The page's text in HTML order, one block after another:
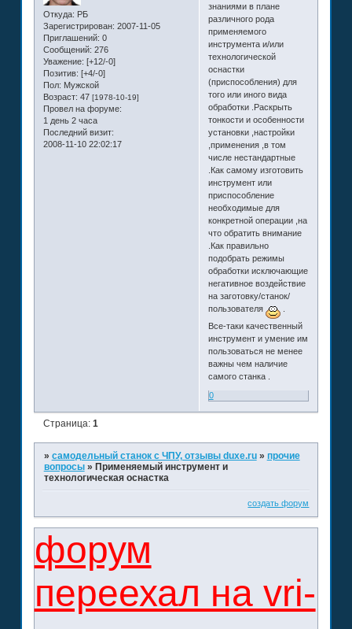
Откуда: РБ
Зарегистрирован: 2007-11-05
Приглашений: 0
Сообщений: 276
Уважение: [+12/-0]
Позитив: [+4/-0]
Пол: Мужской
Возраст: 47 [1978-10-19]
Провел на форуме:
1 день 2 часа
Последний визит:
2008-11-10 22:02:17
знаниями в плане
различного рода
применяемого
инструмента и/или
технологической
оснастки
(приспособления) для
того или иного вида
обработки .Раскрыть
тонкости и особенности
установки ,настройки
,применения ,в том
числе нестандартные
.Как самому изготовить
инструмент или
приспособление
необходимые для
конкретной операции ,на
что обратить внимание
.Как правильно
подобрать режимы
обработки исключающие
негативное воздействие
на заготовку/станок/
пользователя
Все-таки качественный
инструмент и умение им
пользоваться не менее
важны чем наличие
самого станка .
0
Страница: 1
» самодельный станок с ЧПУ, отзывы duxe.ru » прочие
вопросы » Применяемый инструмент и
технологическая оснастка
создать форум
форум
переехал на vri-